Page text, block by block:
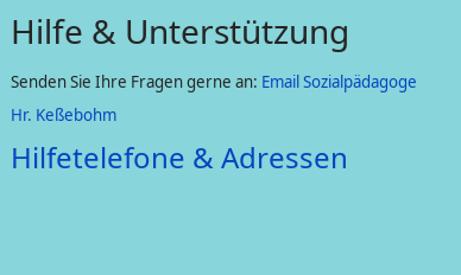
Hilfe & Unterstützung
Senden Sie Ihre Fragen gerne an: Email Sozialpädagoge
Hr. Keßebohm
Hilfetelefone & Adressen